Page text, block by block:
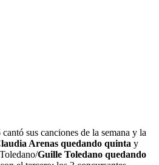
sus canciones de la semana y la
Arenas quedando quinta y
Guille Toledano quedando